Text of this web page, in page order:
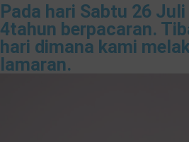
Pada hari Sabtu 26
4tahun berpacaran.
hari dimana kami
lamaran.